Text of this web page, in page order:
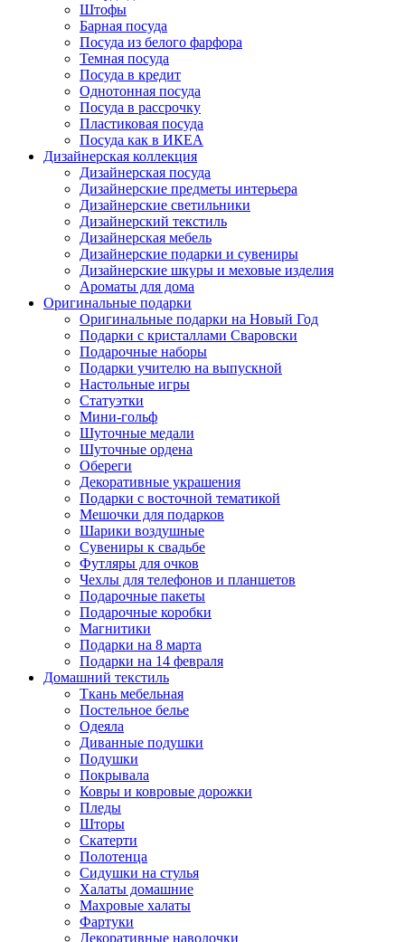
Штофы
Барная посуда
Посуда из белого фарфора
Темная посуда
Посуда в кредит
Однотонная посуда
Посуда в рассрочку
Пластиковая посуда
Посуда как в ИКЕА
Дизайнерская коллекция
Дизайнерская посуда
Дизайнерские предметы интерьера
Дизайнерские светильники
Дизайнерский текстиль
Дизайнерская мебель
Дизайнерские подарки и сувениры
Дизайнерские шкуры и меховые изделия
Ароматы для дома
Оригинальные подарки
Оригинальные подарки на Новый Год
Подарки с кристаллами Сваровски
Подарочные наборы
Подарки учителю на выпускной
Настольные игры
Статуэтки
Мини-гольф
Шуточные медали
Шуточные ордена
Обереги
Декоративные украшения
Подарки с восточной тематикой
Мешочки для подарков
Шарики воздушные
Сувениры к свадьбе
Футляры для очков
Чехлы для телефонов и планшетов
Подарочные пакеты
Подарочные коробки
Магнитики
Подарки на 8 марта
Подарки на 14 февраля
Домашний текстиль
Ткань мебельная
Постельное белье
Одеяла
Диванные подушки
Подушки
Покрывала
Ковры и ковровые дорожки
Пледы
Шторы
Скатерти
Полотенца
Сидушки на стулья
Халаты домашние
Махровые халаты
Фартуки
Декоративные наволочки